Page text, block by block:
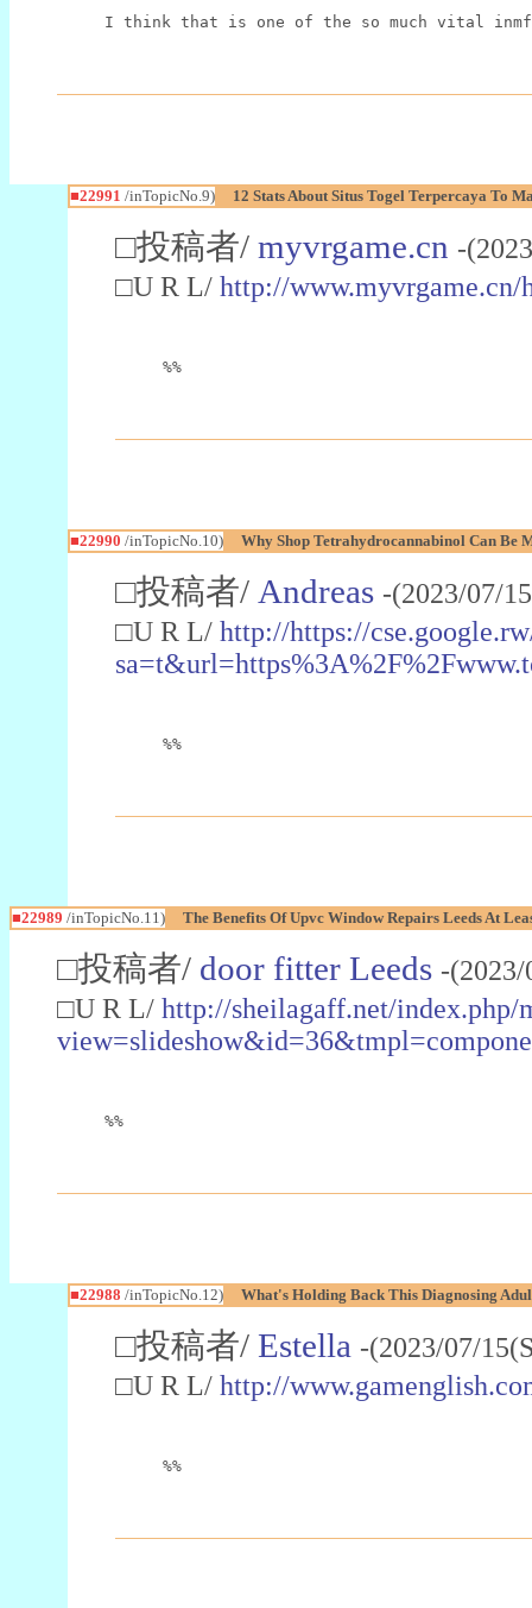
I think that is one of the so much vital
■22991 /inTopicNo.9) 12 Stats About Situs Togel Terpercaya To
□投稿者/ myvrgame.cn -
□U R L/ http://www.myvrgame.cn/
%%
■22990 /inTopicNo.10) Why Shop Tetrahydrocannabinol Can Be
□投稿者/ Andreas -(2023/07/
□U R L/ http://https://
%%
■22989 /inTopicNo.11) The Benefits Of Upvc Window Repairs Leeds At
□投稿者/ door fitter Leeds -
□U R L/ http://sheilagaff.net/index.php/
%%
■22988 /inTopicNo.12) What's Holding Back This Diagnosing
□投稿者/ Estella -(2023/07/
□U R L/ http://
%%